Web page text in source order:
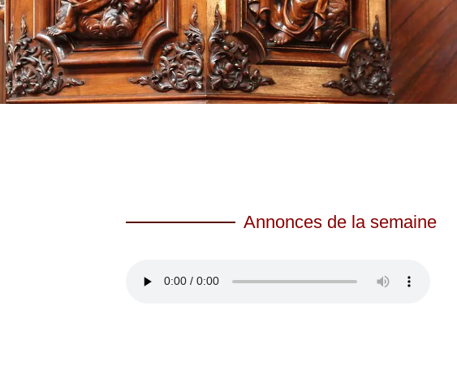
Annonces de la semaine